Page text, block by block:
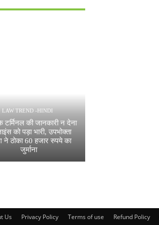
LAW TREND -HINDI
टर्मिनल की जानकारी न देना
को पड़ा भारी, उपभोक्ता
ने ठोका 60 हजार रुपये का
जुर्माना
Us Privacy Policy Terms of use Refund Policy